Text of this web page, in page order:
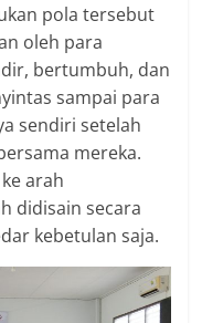
pola tersebut
oleh para
bertumbuh, dan
sampai para
sendiri setelah
mereka.
arah
didisain secara
kebetulan saja.